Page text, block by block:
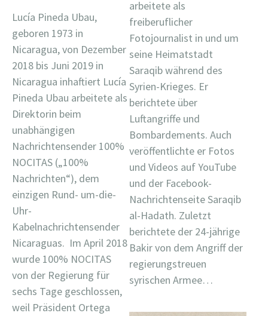
Lucía Pineda Ubau,
geboren 1973 in
Nicaragua, von Dezember
2018 bis Juni 2019 in
Nicaragua inhaftiert Lucía
Pineda Ubau arbeitete als
Direktorin beim
unabhängigen
Nachrichtensender 100%
NOCITAS („100%
Nachrichten“), dem
einzigen Rund- um-die-
Uhr-
Kabelnachrichtensender
Nicaraguas. Im April 2018
wurde 100% NOCITAS
von der Regierung für
sechs Tage geschlossen,
weil Präsident Ortega
arbeitete als
freiberuflicher
Fotojournalist in und um
seine Heimatstadt
Saraqib während des
Syrien-Krieges. Er
berichtete über
Luftangriffe und
Bombardements. Auch
veröffentlichte er Fotos
und Videos auf YouTube
und der Facebook-
Nachrichtenseite Saraqib
al-Hadath. Zuletzt
berichtete der 24-jährige
Bakir von dem Angriff der
regierungstreuen
syrischen Armee…